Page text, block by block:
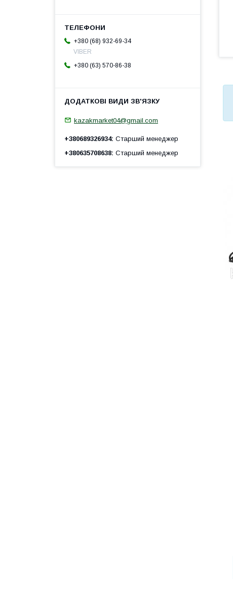
+380 (68) 932-69-34
VIBER
+380 (63) 570-86-38
kazakmarket04@gmail.com
+380689326934 Старший менеджер
+380635708638 Старший менеджер